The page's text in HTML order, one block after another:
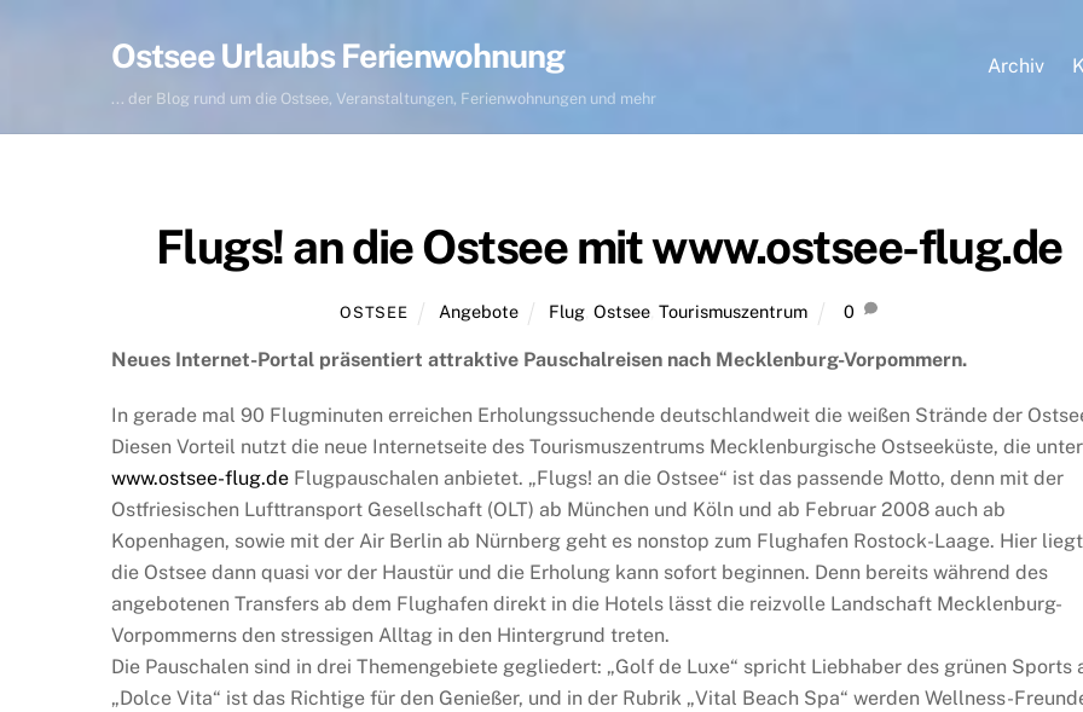
Ostsee Urlaubs Ferienwohnung
... der Blog rund um die Ostsee, Veranstaltungen, Ferienwohnungen und mehr
Archiv
Flugs! an die Ostsee mit www.ostsee-flug.de
OSTSEE Angebote Flug ,Ostsee ,Tourismuszentrum 0
Neues Internet-Portal präsentiert attraktive Pauschalreisen nach Mecklenburg-Vorpommern.
In gerade mal 90 Flugminuten erreichen Erholungssuchende deutschlandweit die weißen Strände der
Diesen Vorteil nutzt die neue Internetseite des Tourismuszentrums Mecklenburgische Ostseeküste, die unter
www.ostsee-flug.de Flugpauschalen anbietet. „Flugs! an die Ostsee“ ist das passende Motto, denn mit der
Ostfriesischen Lufttransport Gesellschaft (OLT) ab München und Köln und ab Februar 2008 auch ab
Kopenhagen, sowie mit der Air Berlin ab Nürnberg geht es nonstop zum Flughafen Rostock-Laage. Hier liegt
die Ostsee dann quasi vor der Haustür und die Erholung kann sofort beginnen. Denn bereits während des
angebotenen Transfers ab dem Flughafen direkt in die Hotels lässt die reizvolle Landschaft Mecklenburg-
Vorpommerns den stressigen Alltag in den Hintergrund treten.
Die Pauschalen sind in drei Themengebiete gegliedert: „Golf de Luxe“ spricht Liebhaber des grünen Sports
„Dolce Vita“ ist das Richtige für den Genießer, und in der Rubrik „Vital Beach Spa“ werden Wellness-